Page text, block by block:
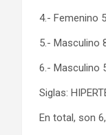
4.- Femenino
5.- Masculino
6.- Masculino
Siglas:
En total, son